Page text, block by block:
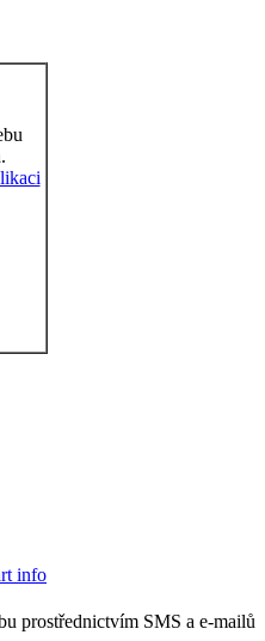
prostřednictvím SMS a e-mailů